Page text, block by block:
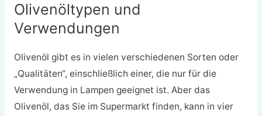
Olivenöltypen und
Verwendungen
Olivenöl gibt es in vielen verschiedenen Sorten oder
„Qualitäten“, einschließlich einer, die nur für die
Verwendung in Lampen geeignet ist. Aber das
Olivenöl, das Sie im Supermarkt finden, kann in vier